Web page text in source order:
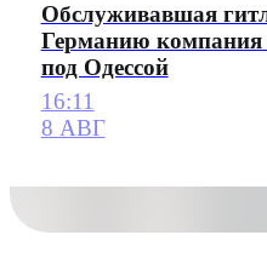
Обслуживавшая
Германию компания
под Одессой
16:11
8 АВГ